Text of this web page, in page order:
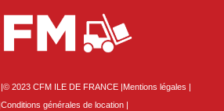
© 2023 CFM ILE DE FRANCE | Mentions légales |
Conditions générales de location |